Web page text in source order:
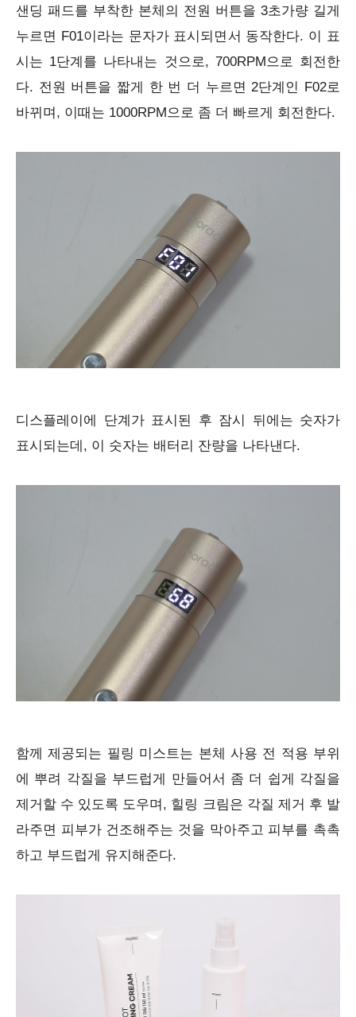
샌딩 패드를 부착한 본체의 전원 버튼을 3초가량 길게
누르면 F01이라는 문자가 표시되면서 동작한다. 이 표
시는 1단계를 나타내는 것으로, 700RPM으로 회전한
다. 전원 버튼을 짧게 한 번 더 누르면 2단계인 F02로
바뀌며, 이때는 1000RPM으로 좀 더 빠르게 회전한다.
디스플레이에 단계가 표시된 후 잠시 뒤에는 숫자가
표시되는데, 이 숫자는 배터리 잔량을 나타낸다.
함께 제공되는 필링 미스트는 본체 사용 전 적용 부위
에 뿌려 각질을 부드럽게 만들어서 좀 더 쉽게 각질을
제거할 수 있도록 도우며, 힐링 크림은 각질 제거 후 발
라주면 피부가 건조해주는 것을 막아주고 피부를 촉촉
하고 부드럽게 유지해준다.